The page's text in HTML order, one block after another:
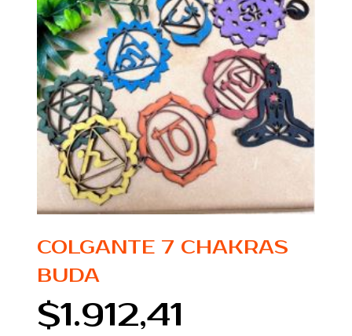
COLGANTE 7 CHAKRAS
BUDA
$1.912,41